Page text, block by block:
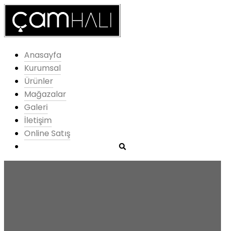
Anasayfa
Kurumsal
Ürünler
Mağazalar
Galeri
İletişim
Online Satış